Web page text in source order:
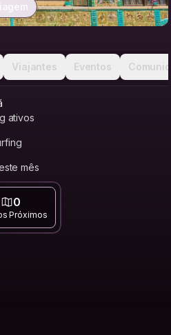
Viajantes Eventos
ativos
mês
0
Próximos